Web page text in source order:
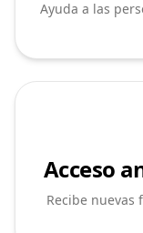
Ayuda a las
Acceso
Recibe nuevas